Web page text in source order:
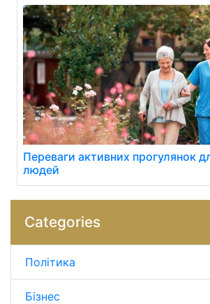
Переваги активних прогулянок
людей
Categories
Політика
Бізнес